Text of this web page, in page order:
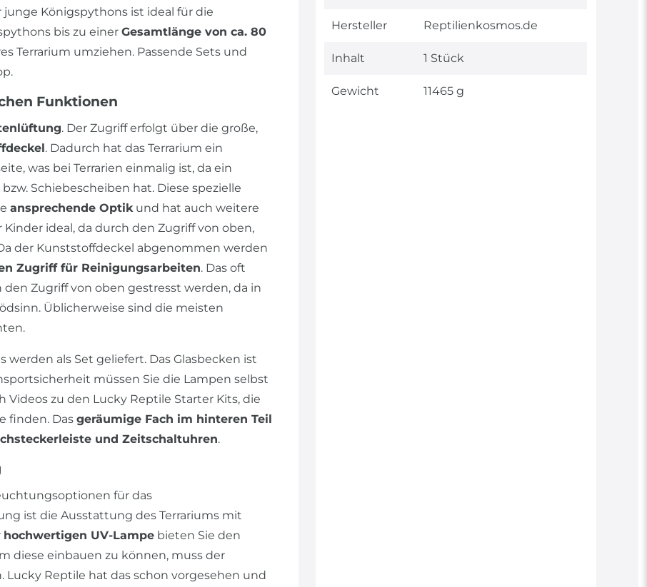
Königspythons ist ideal für die
bis zu einer Gesamtlänge von ca. 80
Terrarium umziehen. Passende Sets und
Funktionen
. Der Zugriff erfolgt über die große,
. Dadurch hat das Terrarium ein
was bei Terrarien einmalig ist, da ein
Schiebescheiben hat. Diese spezielle
ansprechende Optikund hat auch weitere
Kinder ideal, da durch den Zugriff von oben,
der Kunststoffdeckel abgenommen werden
Zugriff für Reinigungsarbeiten. Das oft
Zugriff von oben gestresst werden, da in
Üblicherweise sind die meisten
als Set geliefert. Das Glasbecken ist
müssen Sie die Lampen selbst
zu den Lucky Reptile Starter Kits, die
finden. Das geräumige Fach im hinteren Teil
und Zeitschaltuhren.
für das
ist die Ausstattung des Terrariums mit
hochwertigen UV-Lampe bieten Sie den
diese einbauen zu können, muss der
Reptile hat das schon vorgesehen und
Hersteller Reptilienkosmos.de
Inhalt 1 Stück
Gewicht 11465 g